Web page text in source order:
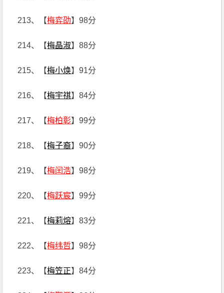
213、【梅弈劭】98分
214、【梅晶淑】88分
215、【梅小焕】91分
216、【梅宇祺】84分
217、【梅柏彰】99分
218、【梅子裔】90分
219、【梅闰浩】98分
220、【梅跃宸】99分
221、【梅莉熔】83分
222、【梅纬哲】98分
223、【梅笠正】84分